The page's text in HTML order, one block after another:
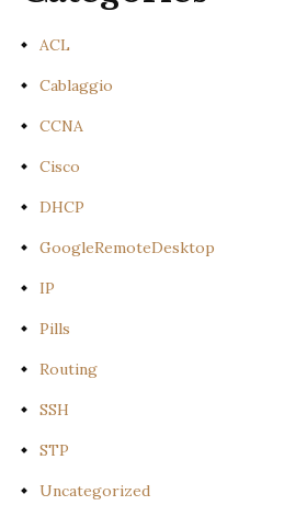
ACL
Cablaggio
CCNA
Cisco
DHCP
GoogleRemoteDesktop
IP
Pills
Routing
SSH
STP
Uncategorized